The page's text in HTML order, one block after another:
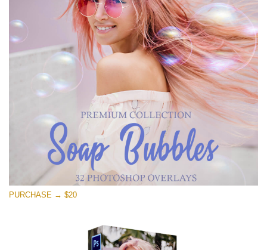
(1783 Overlays)
Large 6000*4000px
Free download
PURCHASE → $20